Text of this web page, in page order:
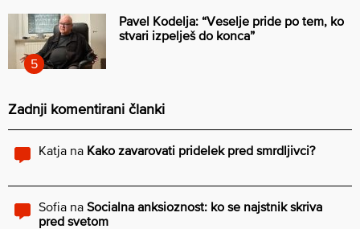
Pavel Kodelja: “Veselje pride po tem, ko
stvari izpelješ do konca”
Zadnji komentirani članki
Katja na Kako zavarovati pridelek pred smrdljivci?
Sofia na Socialna anksioznost: ko se najstnik skriva
pred svetom